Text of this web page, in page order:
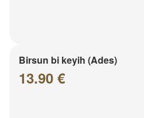
Birsun bi keyih (Ades)
13.90 €